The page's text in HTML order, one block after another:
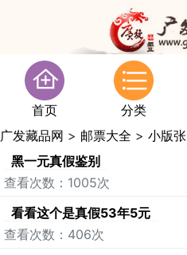
首页 分类
广发藏品网 > 邮票大全 > 小版张
黑一元真假鉴别
查看次数：1005次
看看这个是真假53年5元
查看次数：406次